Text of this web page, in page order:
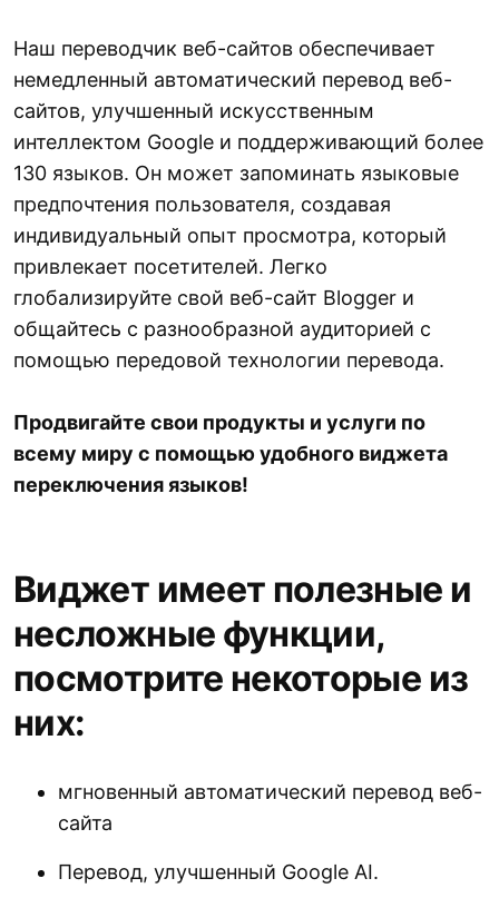
Наш переводчик веб-сайтов обеспечивает
немедленный автоматический перевод веб-
сайтов, улучшенный искусственным
интеллектом Google и поддерживающий более
130 языков. Он может запоминать языковые
предпочтения пользователя, создавая
индивидуальный опыт просмотра, который
привлекает посетителей. Легко
глобализируйте свой веб-сайт Blogger и
общайтесь с разнообразной аудиторией с
помощью передовой технологии перевода.
Продвигайте свои продукты и услуги по
всему миру с помощью удобного виджета
переключения языков!
Виджет имеет полезные и
несложные функции,
посмотрите некоторые из
них:
мгновенный автоматический перевод веб-
сайта
Перевод, улучшенный Google AI.